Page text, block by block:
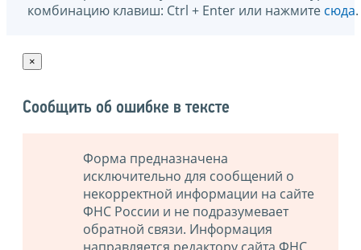
комбинацию клавиш: Ctrl + Enter или нажмите сюда.
×
Сообщить об ошибке в тексте
Форма предназначена
исключительно для сообщений о
некорректной информации на сайте
ФНС России и не подразумевает
обратной связи. Информация